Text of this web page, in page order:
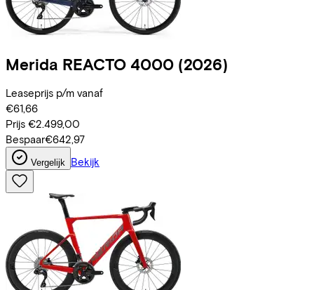
Merida REACTO 4000 (2026)
Leaseprijs p/m vanaf
€61,66
Prijs €2.499,00
Bespaar€642,97
Vergelijk Bekijk